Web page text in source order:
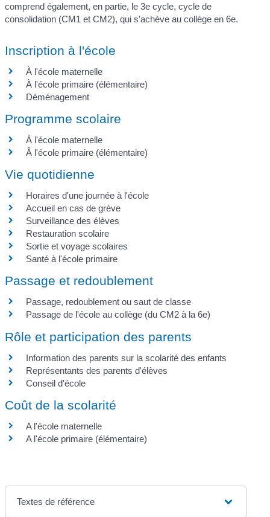
comprend également, en partie, le 3e cycle, cycle de
consolidation (CM1 et CM2), qui s'achève au collège en 6e.
Inscription à l'école
À l'école maternelle
À l'école primaire (élémentaire)
Déménagement
Programme scolaire
À l'école maternelle
Â l'école primaire (élémentaire)
Vie quotidienne
Horaires d'une journée à l'école
Accueil en cas de grève
Surveillance des élèves
Restauration scolaire
Sortie et voyage scolaires
Santé à l'école primaire
Passage et redoublement
Passage, redoublement ou saut de classe
Passage de l'école au collège (du CM2 à la 6e)
Rôle et participation des parents
Information des parents sur la scolarité des enfants
Représentants des parents d'élèves
Conseil d'école
Coût de la scolarité
A l'école maternelle
A l'école primaire (élémentaire)
Textes de référence